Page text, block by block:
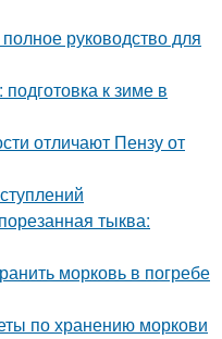
руководство для
к зиме в
отличают Пензу от
тыква:
морковь в погребе
по хранению моркови